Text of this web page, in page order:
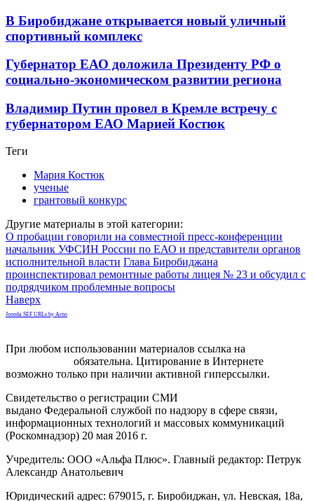
В Биробиджане открывается новый уличный
спортивный комплекс
Губернатор ЕАО доложила Президенту РФ о
социально-экономическом развитии региона
Владимир Путин провел в Кремле встречу с
губернатором ЕАО Марией Костюк
Теги
Мария Костюк
ученые
грантовый конкурс
Другие материалы в этой категории:
О пробации говорили на совместной пресс-конференции
начальник УФСИН России по ЕАО и представители органов
исполнительной власти Глава Биробиджана
проинспектировал ремонтные работы лицея № 23 и обсудил с
подрядчиком проблемные вопросы
Наверх
Joomla SEF URLs by Artio
При любом использовании материалов ссылка на
обязательна. Цитирование в Интернете
возможно только при наличии активной гиперссылки.
Свидетельство о регистрации СМИ
выдано Федеральной службой по надзору в сфере связи,
информационных технологий и массовых коммуникаций
(Роскомнадзор) 20 мая 2016 г.
Учредитель: ООО «Альфа Плюс». Главный редактор: Петрук
Александр Анатольевич
Юридический адрес: 679015, г. Биробиджан, ул. Невская, 18а,